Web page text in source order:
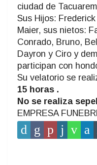
ciudad de
Sus Hijos:
Maier, sus nietos:
Conrado, Bruno,
Dayron y Ciro y
participan con
Su velatorio se
15 horas .
No se realiza
EMPRESA